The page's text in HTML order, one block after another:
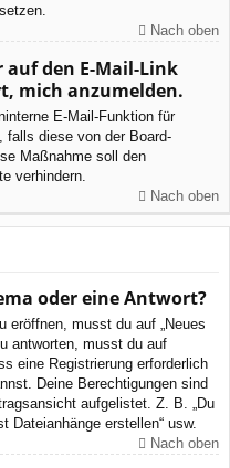
Nach oben
auf den E-Mail-Link
mich anzumelden.
E-Mail-Funktion für
falls diese von der Board-
Maßnahme soll den
verhindern.
Nach oben
oder eine Antwort?
eröffnen, musst du auf „Neues
antworten, musst du auf
eine Registrierung erforderlich
Deine Berechtigungen sind
aufgelistet. Z. B. „Du
Dateianhänge erstellen“ usw.
Nach oben